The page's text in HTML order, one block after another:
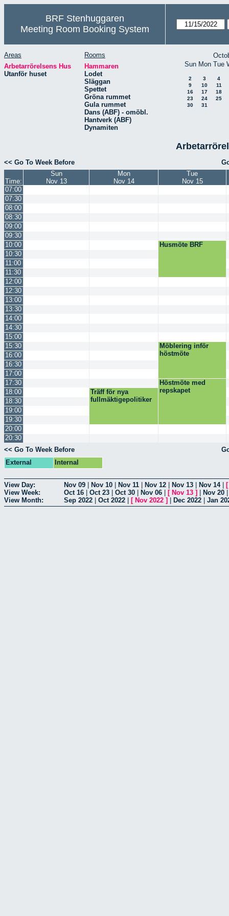
BRF Stenhuggaren
Meeting Room Booking System
Areas
Arbetarrörelsens Hus
Utanför huset
Rooms
Hammaren
Lodet
Släggan
Spettet
Gröna rummet
Gula rummet
Dans (ABF) - omöbl.
Hantverk (ABF)
Dynamiten
Sun Mon Tue
2 3
4
9
10
11
16
17
18
23
24
25
30
31
<< Go To Week Before
Time:
Sun
Nov 13
Mon
Nov 14
Tue
Nov 15
07:00
07:30
08:00
08:30
09:00
09:30
10:00
Husmöte BRF
10:30
11:00
11:30
12:00
12:30
13:00
13:30
14:00
14:30
15:00
15:30
Möblering inför
höstmöte
16:00
16:30
17:00
17:30
Höstmöte med
repskapet
18:00
Träff för nya
fullmäktigepolitiker
18:30
19:00
19:30
20:00
20:30
<< Go To Week Before
External
Internal
View Day: Nov 09 Nov 10 Nov 11 Nov 12 Nov 13 Nov 14|
View Week:
Oct 16 Oct 23 Oct 30 Nov 06 [ Nov 13 ] Nov 20
View Month:
Sep 2022 Oct 2022 [ Nov 2022 ] Dec 2022 Jan